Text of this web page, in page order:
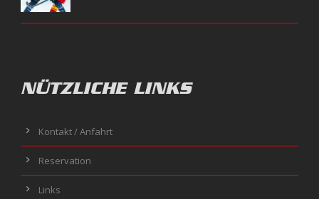
NÜTZLICHE LINKS
Kontakt / Anfahrt
Reservation
Links